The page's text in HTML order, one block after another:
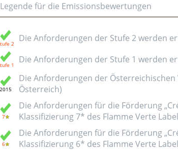
Legende für die Emissionsbewertungen
Die Anforderungen der Stufe 2 werden
Die Anforderungen der Stufe 1 werden
Die Anforderungen der
Österreich)
Die Anforderungen für die Förderung
Klassifizierung 7* des Flamme Verte Label
Die Anforderungen für die Förderung
Klassifizierung 6* des Flamme Verte Label